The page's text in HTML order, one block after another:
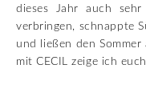
dieses Jahr auch
verbringen, schnappte
und ließen den Sommer
mit CECIL zeige ich